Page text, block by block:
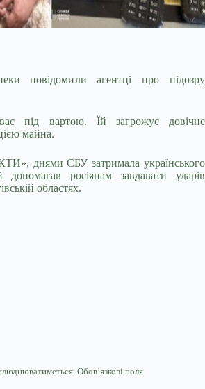
повідомили агентці про підозру
під вартою. Їй загрожує довічне
майна.
днями СБУ затримала українського
росіянам завдавати ударів
областях.
Обов’язкові поля